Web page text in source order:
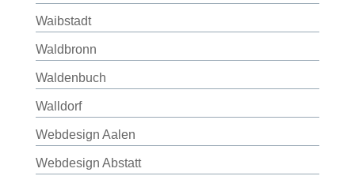
Waibstadt
Waldbronn
Waldenbuch
Walldorf
Webdesign Aalen
Webdesign Abstatt